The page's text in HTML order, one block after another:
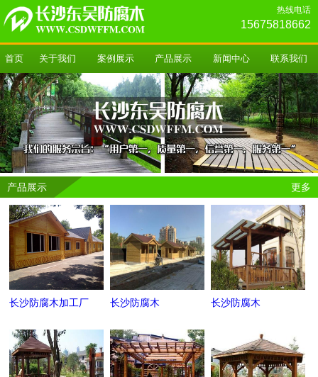
热线电话
15675818662
首页 关于我们 案例展示 产品展示 新闻中心 联系我们
产品展示 更多
长沙防腐木加工厂 长沙防腐木 长沙防腐木